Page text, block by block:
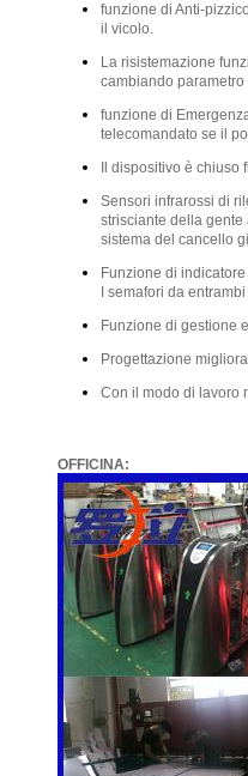
funzione di Anti-
il vicolo.
La risistemazione
cambiando
funzione di
telecomandato se il
Il dispositivo è
Sensori infrarossi di
strisciante della
sistema del cancello
Funzione di
I semafori da
Funzione di gestione
Progettazione
Con il modo di lavoro
OFFICINA: